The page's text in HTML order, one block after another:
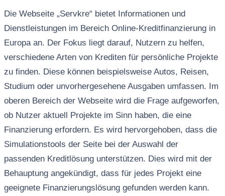
Die Webseite „Servkre“ bietet Informationen und
Dienstleistungen im Bereich Online-Kreditfinanzierung in
Europa an. Der Fokus liegt darauf, Nutzern zu helfen,
verschiedene Arten von Krediten für persönliche Projekte
zu finden. Diese können beispielsweise Autos, Reisen,
Studium oder unvorhergesehene Ausgaben umfassen. Im
oberen Bereich der Webseite wird die Frage aufgeworfen,
ob Nutzer aktuell Projekte im Sinn haben, die eine
Finanzierung erfordern. Es wird hervorgehoben, dass die
Simulationstools der Seite bei der Auswahl der
passenden Kreditlösung unterstützen. Dies wird mit der
Behauptung angekündigt, dass für jedes Projekt eine
geeignete Finanzierungslösung gefunden werden kann.